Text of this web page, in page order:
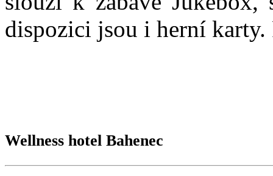
dispozici jsou i herní karty.
Wellness hotel Bahenec